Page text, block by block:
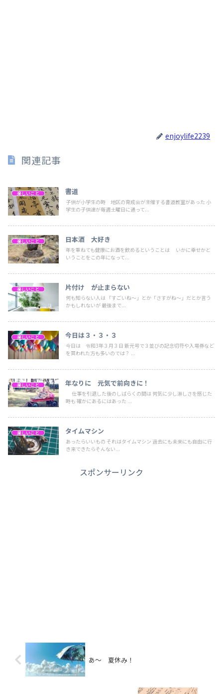
enjoylife2239
関連記事
楽しいこと 書道
子供が小学生の時 地区の育成会が主催する書道教室があった 小
学生の子供達が毎週土曜日に通って...
楽しいこと 日本酒 大好き
年を重ねても健康にお酒を飲めるということは いかに幸せかと
いうことをこの年になって...
楽しいこと 片付け が止まらない
何も知らない人は 「すごいね～」とか「さすがね～」だとか言う
かもしれないが 最後まで...
楽しいこと 今日は３・３・３
今日は 令和3年３月３日 新元号で３並びの記念切符や入場券など
を買われた方も多いのでは？ ...
楽しいこと 年なりに 元気で前向きに！
仕事を引退した後のしばらくの間は 何気に少し淋しさを感じた
時も 確かにあるにはあった ...
楽しいこと タイムマシン
あったらいいもの それはタイムマシン 過去にも未来にも自由に行
き来できたらそんない...
スポンサーリンク
あ～ 夏休み！